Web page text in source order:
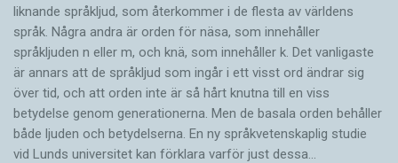
liknande språkljud, som återkommer i de flesta av världens
språk. Några andra är orden för näsa, som innehåller
språkljuden n eller m, och knä, som innehåller k. Det vanligaste
är annars att de språkljud som ingår i ett visst ord ändrar sig
över tid, och att orden inte är så hårt knutna till en viss
betydelse genom generationerna. Men de basala orden behåller
både ljuden och betydelserna. En ny språkvetenskaplig studie
vid Lunds universitet kan förklara varför just dessa…